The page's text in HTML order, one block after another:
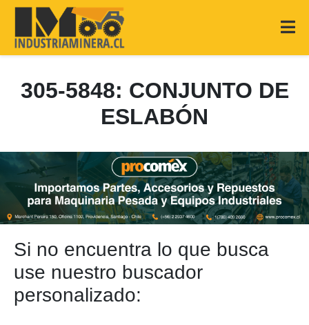
305-5848: CONJUNTO DE
ESLABÓN
Si no encuentra lo que busca
use nuestro buscador
personalizado: